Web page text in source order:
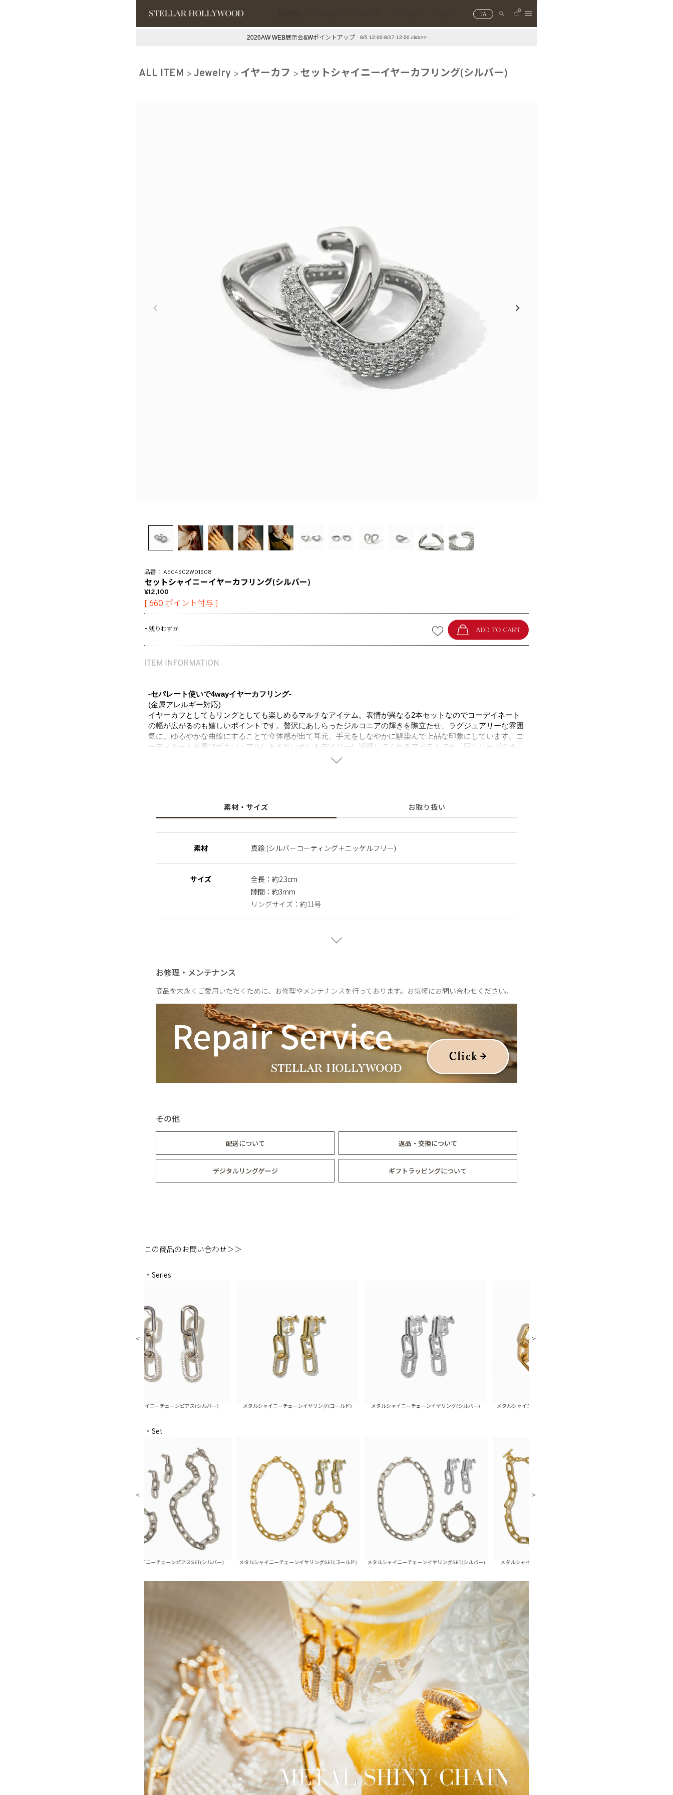
JA
0
#スタッフイチ押し（通勤パールアクセ） ＃写真映えアクセ
2026AW WEB展示会&Wポイントアップ 8/5 12:00-8/17 12:00 click>>
ALL ITEM Jewelry イヤーカフ セットシャイニーイヤーカフリング(シルバー)
AEC4S02W01S08
セットシャイニーイヤーカフリング(シルバー)
12,100
[ 660 ポイント付与 ]
- 残りわずか
-セパレート使いで4wayイヤーカフリング-
(金属アレルギー対応)
イヤーカフとしてもリングとしても楽しめるマルチなアイテム。表情が異なる2本セットなのでコーデイネート
の幅が広がるのも嬉しいポイントです。贅沢にあしらったジルコニアの輝きを際立たせ、ラグジュアリーな雰囲
気に。ゆるやかな曲線にすることで立体感が出て耳元、手元をしなやかに馴染んで上品な印象にしています。コ
ーディネートを選ばずカジュアルにもきれいめにもデイリーに活躍してくれるアイテムです。同シリーズのネッ
クレス、ブレスレットと合わせてより華やかな印象に。フォーマルシーンはもちろん、女子会など幅広いシーン
金属製のアクセサリーに含まれるニッケルで引き起こるアレルギーを防ぐために、ニッケルをほぼ含まずに作ら
れた素材を指します。
素材・サイズ お取り扱い
素材 真鍮 (シルバーコーティング＋ニッケルフリー)
サイズ
全長：約2.3cm
隙間：約3mm
リングサイズ：約11号
お修理・メンテナンス
商品を末永くご愛用いただくために、お修理やメンテナンスを行っております。お気軽にお問い合わせください。
その他
配送について 返品・交換について
デジタルリングゲージ ギフトラッピングについて
この商品のお問い合わせ＞＞
・Series
メタルシャイニーチェーンピアス(シルバー) メタルシャイニーチェーンイヤリング(ゴールド) メタルシャイニーチェーンイヤリング(シルバー) メタルシャイニーチェーンブレスレット(ゴールド)
・Set
メタルシャイニーチェーンピアスSET(シルバー) メタルシャイニーチェーンイヤリングSET(ゴールド) メタルシャイニーチェーンイヤリングSET(シルバー) メタルシャイニーチェーンピアスSET(ゴールド)